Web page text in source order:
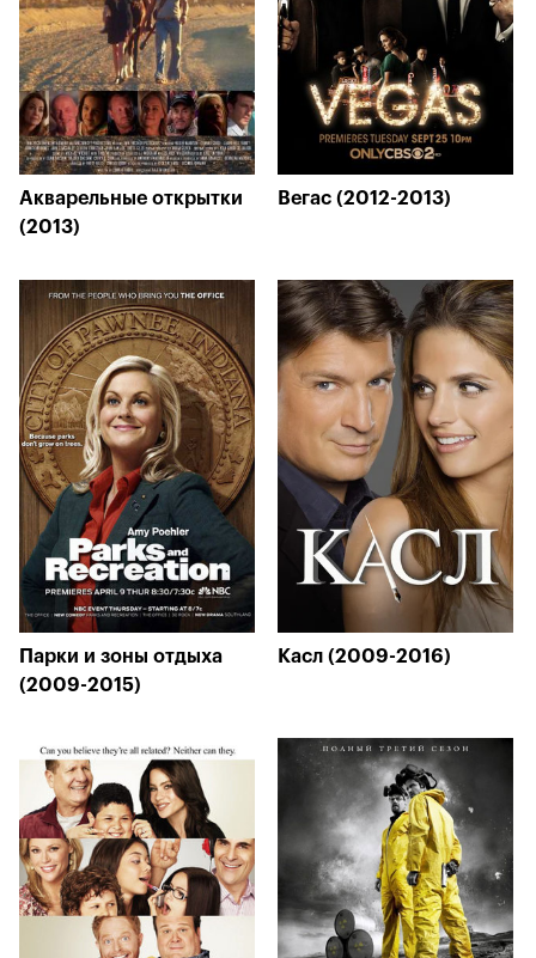
Акварельные открытки
(2013)
Вегас (2012-2013)
Парки и зоны отдыха
(2009-2015)
Касл (2009-2016)